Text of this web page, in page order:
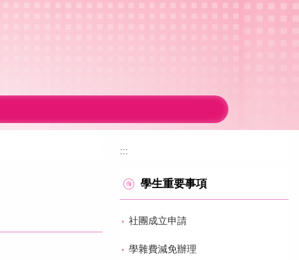
:::
學生重要事項
社團成立申請
學雜費減免辦理